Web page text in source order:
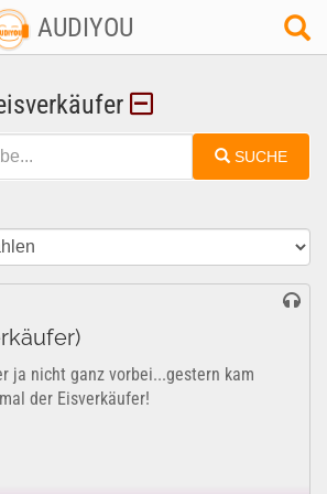
AUDIYOU
SUCHE
ja nicht ganz vorbei...gestern kam
der Eisverkäufer!